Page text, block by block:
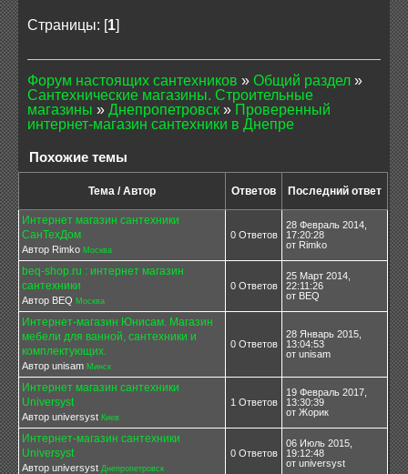
Страницы: [1]
Форум настоящих сантехников » Общий раздел »
Сантехнические магазины. Строительные
магазины » Днепропетровск » Проверенный
интернет-магазин сантехники в Днепре
Похожие темы
Тема / Автор Ответов Последний ответ
Интернет магазин сантехники
СанТехДом
Автор Rimko Москва
0 Ответов
28 Февраль 2014,
17:20:28
от Rimko
beq-shop.ru : интернет магазин
сантехники
Автор BEQ Москва
0 Ответов
25 Март 2014,
22:11:26
от BEQ
Интернет-магазин Юнисам. Магазин
мебели для ванной, сантехники и
комплектующих.
Автор unisam Минск
0 Ответов
28 Январь 2015,
13:04:53
от unisam
Интернет магазин сантехники
Universyst
Автор universyst Киев
1 Ответов
19 Февраль 2017,
13:30:39
от Жорик
Интернет-магазин сантехники
Universyst
Автор universyst Днепропетровск
0 Ответов
06 Июль 2015,
19:12:48
от universyst